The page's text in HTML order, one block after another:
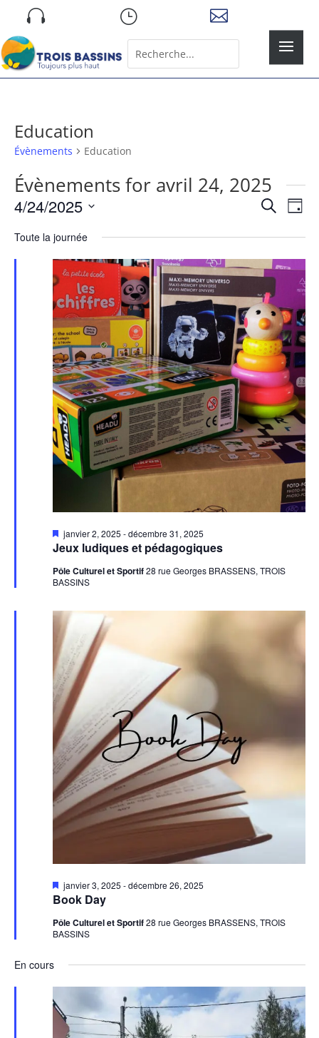
 } 
for...
Education
Évènements Education
Évènements for avril 24, 2025
de
vues
Recherche
de
Jour
4/24/2025
une
date.
Toute la journée
Jeux ludiques et pédagogiques
Mis
en
avant
janvier 2, 2025 -décembre 31, 2025
Pôle Culturel et Sportif28 rue Georges BRASSENS, TROIS
BASSINS
Book Day
Mis
en
avant
janvier 3, 2025 -décembre 26, 2025
Pôle Culturel et Sportif28 rue Georges BRASSENS, TROIS
BASSINS
En cours